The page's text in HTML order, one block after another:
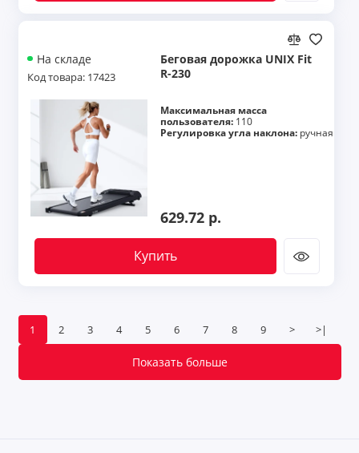
На складе
Код товара: 17423
Беговая дорожка UNIX Fit
R-230
Максимальная масса
пользователя: 110
Регулировка угла наклона: ручная
629.72 р.
Купить
1 2 3 4 5 6 7 8 9 > >|
Показать больше